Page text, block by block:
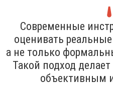
Современные
оценивать
а не только
Такой подход
объективным